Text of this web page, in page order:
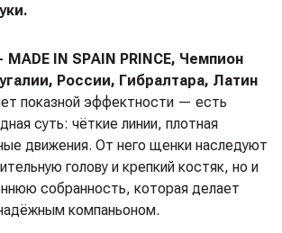
IN SPAIN PRINCE, Чемпион
России, Гибралтара, Латин
показной эффектности — есть
суть: чёткие линии, плотная
движения. От него щенки наследуют
голову и крепкий костяк, но и
собранность, которая делает
компаньоном.